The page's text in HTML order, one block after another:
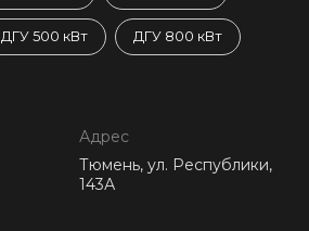
ДГУ 500 кВт ДГУ 800 кВт
Адрес
Тюмень, ул. Республики,
143А